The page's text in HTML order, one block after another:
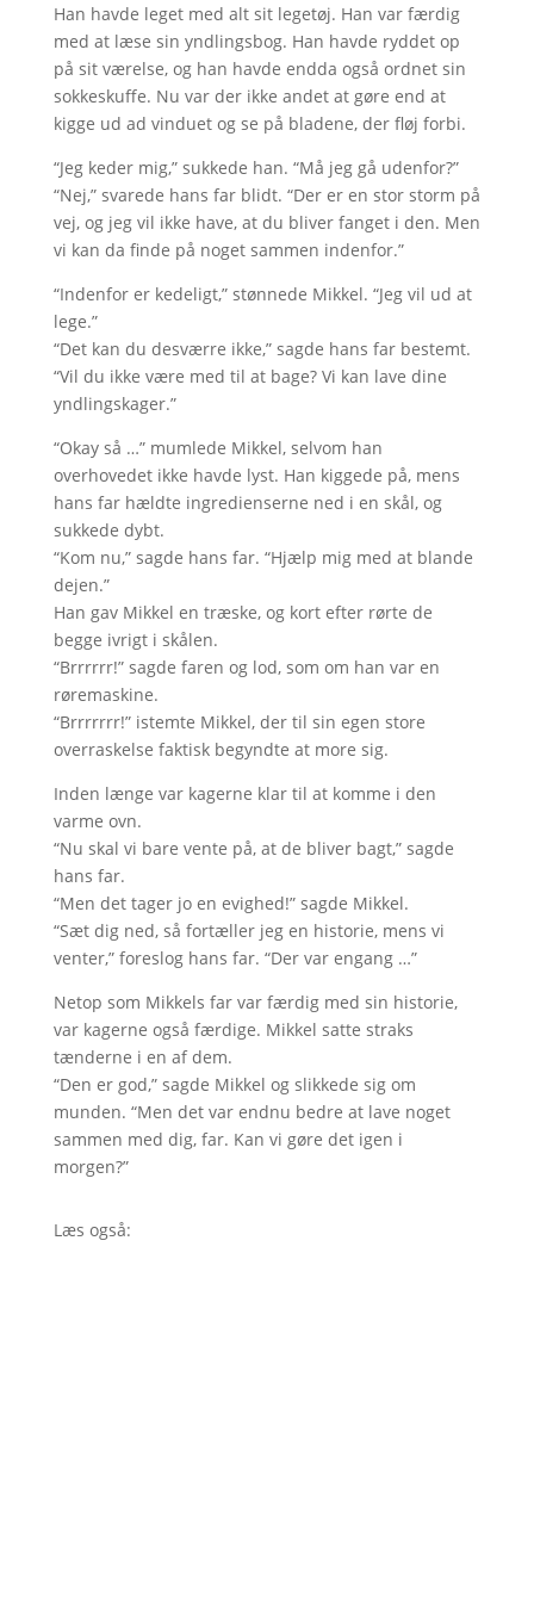
Han havde leget med alt sit legetøj. Han var færdig
med at læse sin yndlingsbog. Han havde ryddet op
på sit værelse, og han havde endda også ordnet sin
sokkeskuffe. Nu var der ikke andet at gøre end at
kigge ud ad vinduet og se på bladene, der fløj forbi.
“Jeg keder mig,” sukkede han. “Må jeg gå udenfor?”
“Nej,” svarede hans far blidt. “Der er en stor storm på
vej, og jeg vil ikke have, at du bliver fanget i den. Men
vi kan da finde på noget sammen indenfor.”
“Indenfor er kedeligt,” stønnede Mikkel. “Jeg vil ud at
lege.”
“Det kan du desværre ikke,” sagde hans far bestemt.
“Vil du ikke være med til at bage? Vi kan lave dine
yndlingskager.”
“Okay så …” mumlede Mikkel, selvom han
overhovedet ikke havde lyst. Han kiggede på, mens
hans far hældte ingredienserne ned i en skål, og
sukkede dybt.
“Kom nu,” sagde hans far. “Hjælp mig med at blande
dejen.”
Han gav Mikkel en træske, og kort efter rørte de
begge ivrigt i skålen.
“Brrrrrr!” sagde faren og lod, som om han var en
røremaskine.
“Brrrrrrr!” istemte Mikkel, der til sin egen store
overraskelse faktisk begyndte at more sig.
Inden længe var kagerne klar til at komme i den
varme ovn.
“Nu skal vi bare vente på, at de bliver bagt,” sagde
hans far.
“Men det tager jo en evighed!” sagde Mikkel.
“Sæt dig ned, så fortæller jeg en historie, mens vi
venter,” foreslog hans far. “Der var engang …”
Netop som Mikkels far var færdig med sin historie,
var kagerne også færdige. Mikkel satte straks
tænderne i en af dem.
“Den er god,” sagde Mikkel og slikkede sig om
munden. “Men det var endnu bedre at lave noget
sammen med dig, far. Kan vi gøre det igen i
morgen?”
Læs også: